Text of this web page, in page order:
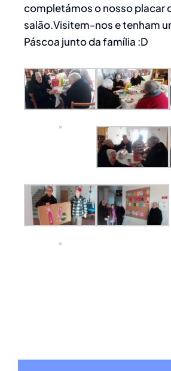
completámos o nosso placar
salão.Visitem-nos e tenham
Páscoa junto da família :D